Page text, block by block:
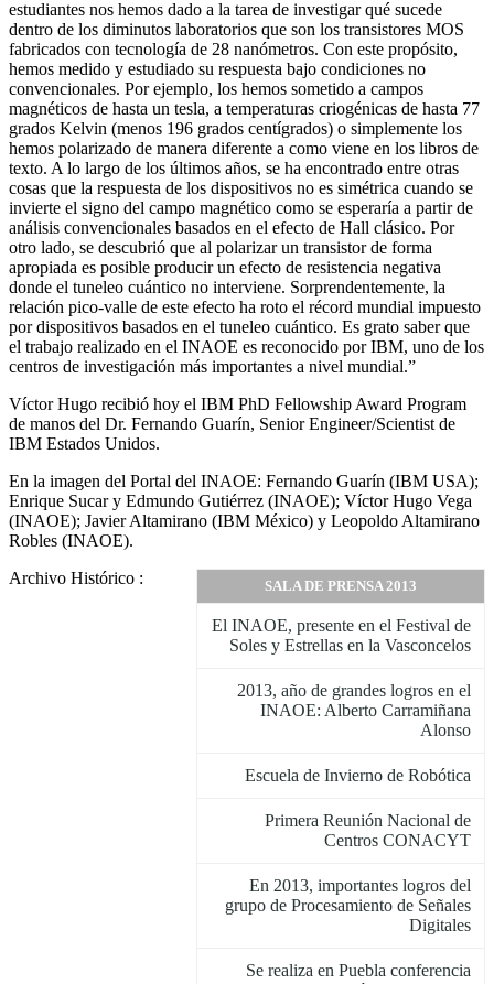
estudiantes nos hemos dado a la tarea de investigar qué sucede
dentro de los diminutos laboratorios que son los transistores MOS
fabricados con tecnología de 28 nanómetros. Con este propósito,
hemos medido y estudiado su respuesta bajo condiciones no
convencionales. Por ejemplo, los hemos sometido a campos
magnéticos de hasta un tesla, a temperaturas criogénicas de hasta 77
grados Kelvin (menos 196 grados centígrados) o simplemente los
hemos polarizado de manera diferente a como viene en los libros de
texto. A lo largo de los últimos años, se ha encontrado entre otras
cosas que la respuesta de los dispositivos no es simétrica cuando se
invierte el signo del campo magnético como se esperaría a partir de
análisis convencionales basados en el efecto de Hall clásico. Por
otro lado, se descubrió que al polarizar un transistor de forma
apropiada es posible producir un efecto de resistencia negativa
donde el tuneleo cuántico no interviene. Sorprendentemente, la
relación pico-valle de este efecto ha roto el récord mundial impuesto
por dispositivos basados en el tuneleo cuántico. Es grato saber que
el trabajo realizado en el INAOE es reconocido por IBM, uno de los
centros de investigación más importantes a nivel mundial.”
Víctor Hugo recibió hoy el IBM PhD Fellowship Award Program
de manos del Dr. Fernando Guarín, Senior Engineer/Scientist de
IBM Estados Unidos.
En la imagen del Portal del INAOE: Fernando Guarín (IBM USA);
Enrique Sucar y Edmundo Gutiérrez (INAOE); Víctor Hugo Vega
(INAOE); Javier Altamirano (IBM México) y Leopoldo Altamirano
Robles (INAOE).
SALA DE PRENSA 2013
El INAOE, presente en el Festival de
Soles y Estrellas en la Vasconcelos
2013, año de grandes logros en el
INAOE: Alberto Carramiñana
Alonso
Escuela de Invierno de Robótica
Primera Reunión Nacional de
Centros CONACYT
En 2013, importantes logros del
grupo de Procesamiento de Señales
Digitales
Se realiza en Puebla conferencia
Archivo Histórico :